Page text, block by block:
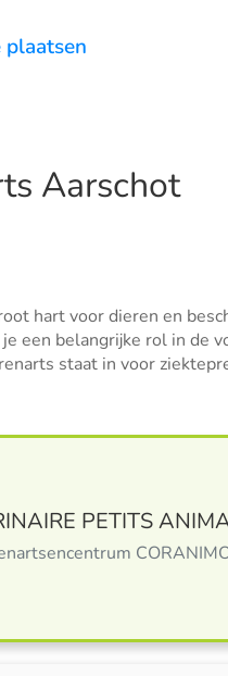
plaatsen
Aarschot
hart voor dieren en
een belangrijke rol in
staat in voor
PETITS